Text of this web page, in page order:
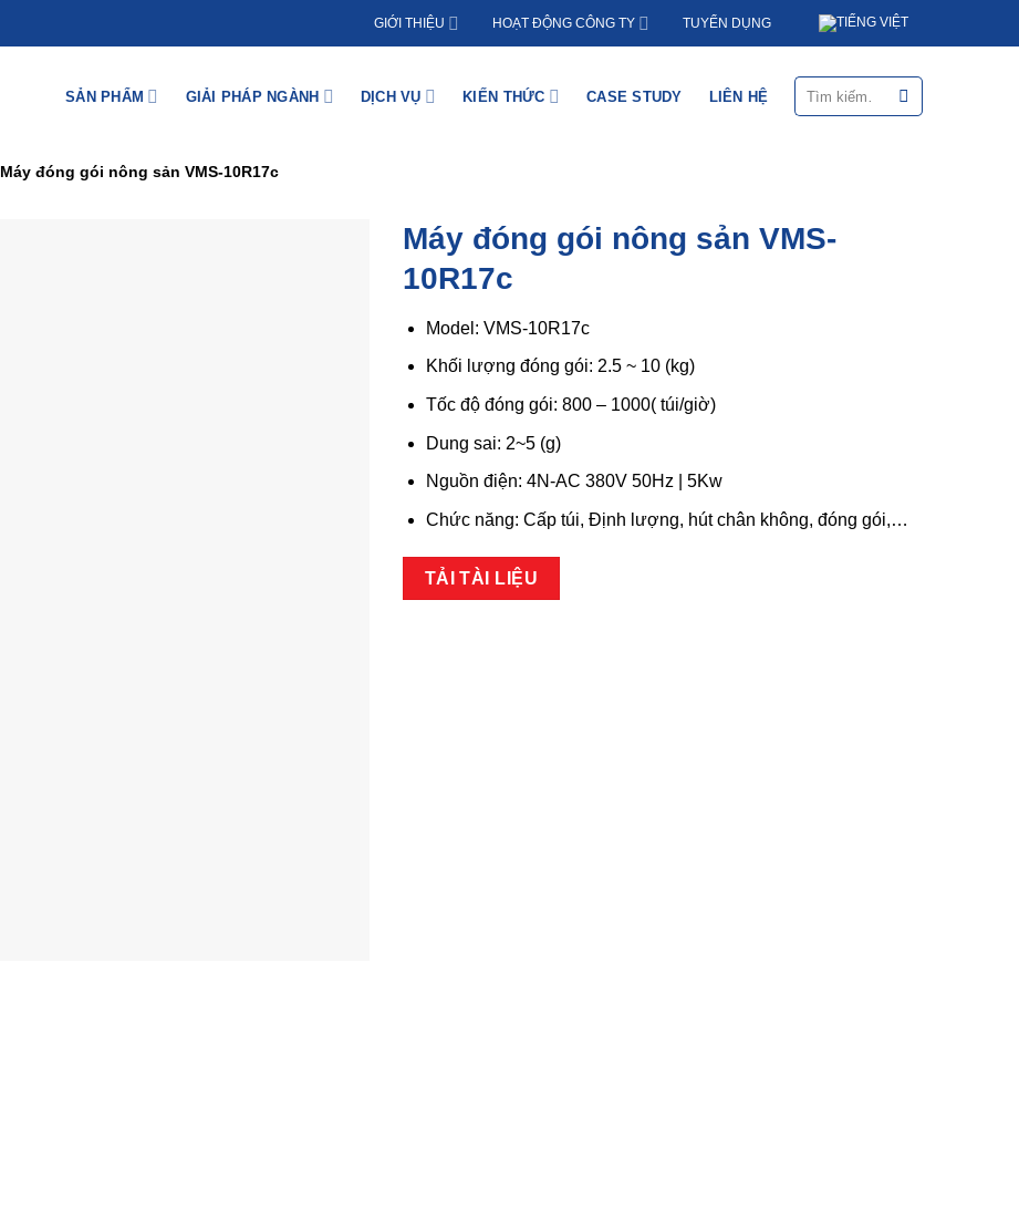
GIỚI THIỆU HOẠT ĐỘNG CÔNG TY TUYỂN DỤNG
SẢN PHẨM GIẢI PHÁP NGÀNH DỊCH VỤ KIẾN THỨC CASE STUDY LIÊN HỆ
Tìm
kiếm:
Máy đóng gói nông sản VMS-10R17c
Máy đóng gói nông sản VMS-
10R17c
Model: VMS-10R17c
Khối lượng đóng gói: 2.5 ~ 10 (kg)
Tốc độ đóng gói: 800 – 1000( túi/giờ)
Dung sai: 2~5 (g)
Nguồn điện: 4N-AC 380V 50Hz | 5Kw
Chức năng: Cấp túi, Định lượng, hút chân không, đóng gói,…
TẢI TÀI LIỆU